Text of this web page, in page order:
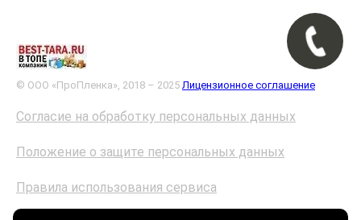
© ООО «ПроПленка», 2018 – 2025 Лицензионное соглашение
Согласие на обработку персональных данных
Положение о защите персональных данных
Правила использования сервиса